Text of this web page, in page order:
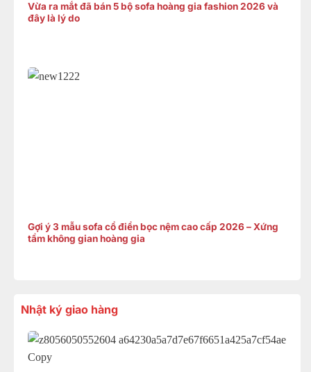
Vừa ra mắt đã bán 5 bộ sofa hoàng gia fashion 2026 và
đây là lý do
Gợi ý 3 mẫu sofa cổ điển bọc nệm cao cấp 2026 – Xứng
tầm không gian hoàng gia
Nhật ký giao hàng